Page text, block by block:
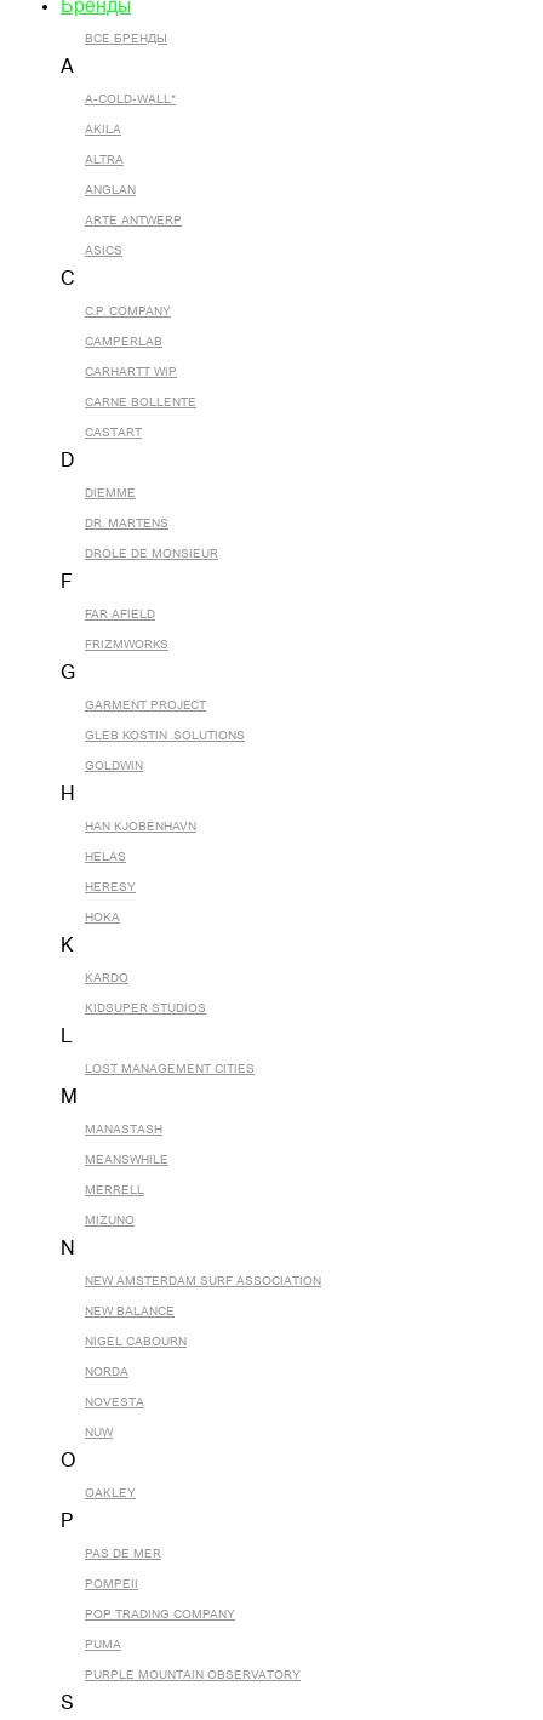
Бренды
ВСЕ БРЕНДЫ
A
A-COLD-WALL*
AKILA
ALTRA
ANGLAN
ARTE ANTWERP
ASICS
C
C.P. COMPANY
CAMPERLAB
CARHARTT WIP
CARNE BOLLENTE
CASTART
D
DIEMME
DR. MARTENS
DROLE DE MONSIEUR
F
FAR AFIELD
FRIZMWORKS
G
GARMENT PROJECT
GLEB KOSTIN .SOLUTIONS
GOLDWIN
H
HAN KJOBENHAVN
HELAS
HERESY
HOKA
K
KARDO
KIDSUPER STUDIOS
L
LOST MANAGEMENT CITIES
M
MANASTASH
MEANSWHILE
MERRELL
MIZUNO
N
NEW AMSTERDAM SURF ASSOCIATION
NEW BALANCE
NIGEL CABOURN
NORDA
NOVESTA
NUW
O
OAKLEY
P
PAS DE MER
POMPEII
POP TRADING COMPANY
PUMA
PURPLE MOUNTAIN OBSERVATORY
S